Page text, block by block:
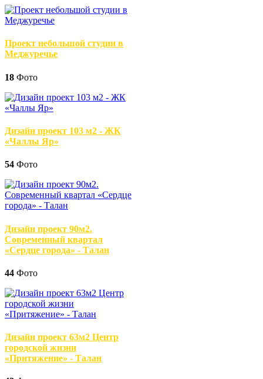
Проект небольшой студии в
Меджуречье
18 Фото
Дизайн проект 103 м2 - ЖК
«Чаллы Яр»
54 Фото
Дизайн проект 90м2.
Современный квартал
«Сердце города» - Талан
44 Фото
Дизайн проект 63м2 Центр
городской жизни
«Притяжение» - Талан